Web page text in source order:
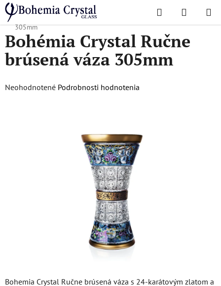
Prejsť
na
obsah
Hľadať
KOŠÍK
Domov
/ Ultra-luxury collection /
Bohémia Crystal Ručne brúsená váza
305mm
Bohemia Crystal Ručne brúsená váza s 24-karátovým zlatom a
Bohémia Crystal Ručne
brúsená váza 305mm
Priemerné
Neohodnotené Podrobnosti hodnotenia